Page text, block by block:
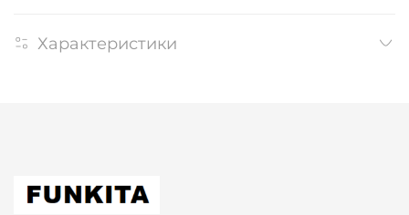
Характеристики